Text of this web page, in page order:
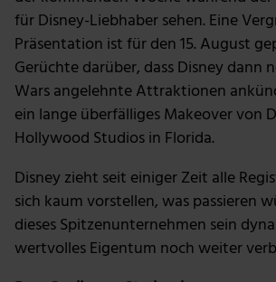
möglicherweise mit weiteren Daten
ihnen bereitgestellt hast oder die sie im
Nutzung der Dienste gesammelt haben.
für Disney-Liebhaber sehen. Eine
Präsentation ist für den 15. August
Gerüchte darüber, dass Disney dann
Wars angelehnte Attraktionen
ein lange überfälliges Makeover von
Hollywood Studios in Florida.
Disney zieht seit einiger Zeit alle
sich kaum vorstellen, was passieren
dieses Spitzenunternehmen sein
wertvolles Eigentum noch weiter